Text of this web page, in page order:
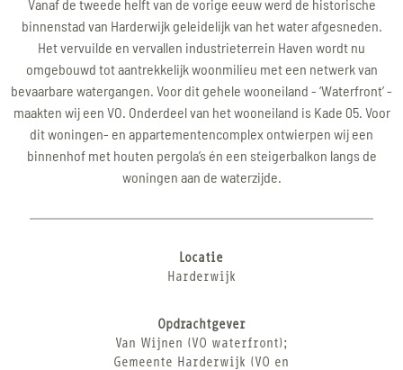
Vanaf de tweede helft van de vorige eeuw werd de historische
binnenstad van Harderwijk geleidelijk van het water afgesneden.
Het vervuilde en vervallen industrieterrein Haven wordt nu
omgebouwd tot aantrekkelijk woonmilieu met een netwerk van
bevaarbare watergangen. Voor dit gehele wooneiland - ‘Waterfront’ -
maakten wij een VO. Onderdeel van het wooneiland is Kade 05. Voor
dit woningen- en appartementencomplex ontwierpen wij een
binnenhof met houten pergola’s én een steigerbalkon langs de
woningen aan de waterzijde.
Locatie
Harderwijk
Opdrachtgever
Van Wijnen (VO waterfront);
Gemeente Harderwijk (VO en